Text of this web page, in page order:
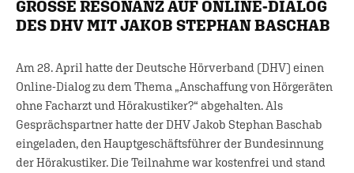
GROSSE RESONANZ AUF ONLINE-DIALOG
DES DHV MIT JAKOB STEPHAN BASCHAB
Am 28. April hatte der Deutsche Hörverband (DHV) einen
Online-Dialog zu dem Thema „Anschaffung von Hörgeräten
ohne Facharzt und Hörakustiker?“ abgehalten. Als
Gesprächspartner hatte der DHV Jakob Stephan Baschab
eingeladen, den Hauptgeschäftsführer der Bundesinnung
der Hörakustiker. Die Teilnahme war kostenfrei und stand